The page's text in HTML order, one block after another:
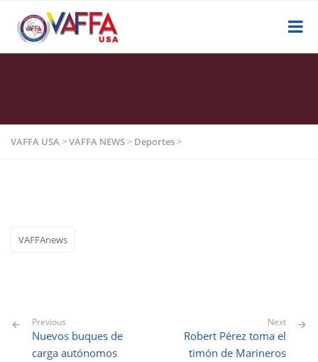
VAFFA USA>VAFFA NEWS> Deportes>
VAFFAnews
Previous
Nuevos buques de
carga autónomos
Next
Robert Pérez toma el
timón de Marineros